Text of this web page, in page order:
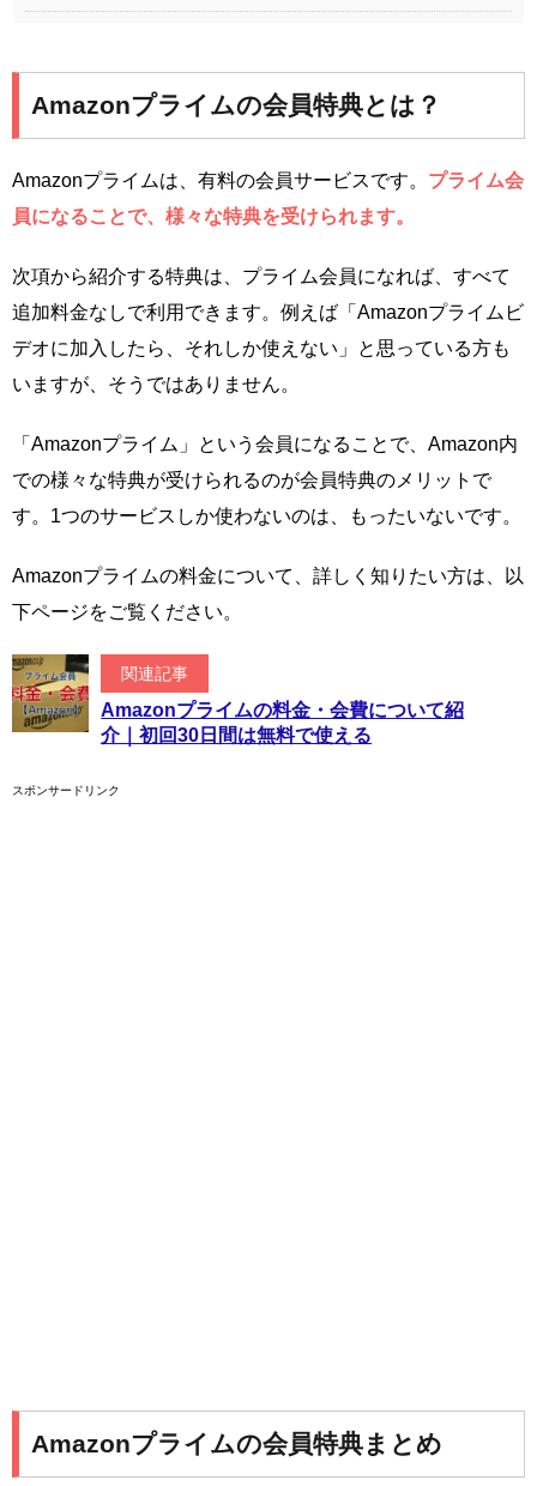
Amazonプライムの会員特典とは？
Amazonプライムは、有料の会員サービスです。 プライム会
員になることで、様々な特典を受けられます。
次項から紹介する特典は、プライム会員になれば、すべて
追加料金なしで利用できます。例えば「Amazonプライムビ
デオに加入したら、それしか使えない」と思っている方も
いますが、そうではありません。
「Amazonプライム」という会員になることで、Amazon内
での様々な特典が受けられるのが会員特典のメリットで
す。1つのサービスしか使わないのは、もったいないです。
Amazonプライムの料金について、詳しく知りたい方は、以
下ページをご覧ください。
関連記事
Amazonプライムの料金・会費について紹
介｜初回30日間は無料で使える
スポンサードリンク
Amazonプライムの会員特典まとめ